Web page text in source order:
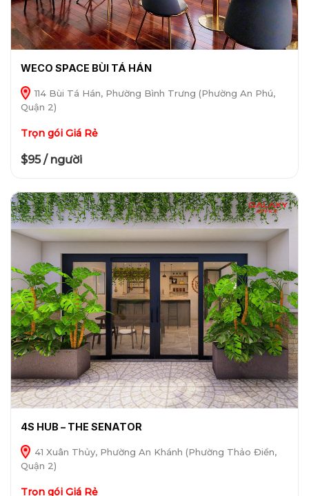
WECO SPACE BÙI TÁ HÁN
114 Bùi Tá Hán, Phường Bình Trưng (Phường An Phú,
Quận 2)
Trọn gói Giá Rẻ
$95 / người
4S HUB – THE SENATOR
41 Xuân Thủy, Phường An Khánh (Phường Thảo Điền,
Quận 2)
Trọn gói Giá Rẻ